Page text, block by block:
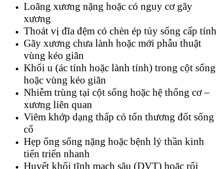
Loãng xương nặng hoặc có nguy cơ gãy
xương
Thoát vị đĩa đệm có chèn ép tủy sống cấp tính
Gãy xương chưa lành hoặc mới phẫu thuật
vùng kéo giãn
Khối u (ác tính hoặc lành tính) trong cột sống
hoặc vùng kéo giãn
Nhiễm trùng tại cột sống hoặc hệ thống cơ –
xương liên quan
Viêm khớp dạng thấp có tổn thương đốt sống
cổ
Hẹp ống sống nặng hoặc bệnh lý thần kinh
tiến triển nhanh
Huyết khối tĩnh mạch sâu (DVT) hoặc rối